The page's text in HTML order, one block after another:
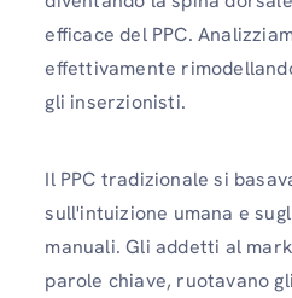
efficace del PPC.
effettivamente
gli inserzionisti.
Il PPC tradizionale si
sull'intuizione umana e
manuali. Gli addetti al
parole chiave, ruotavano